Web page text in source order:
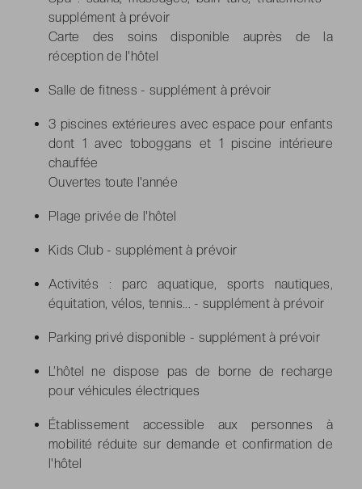
supplément à prévoir
Carte des soins disponible auprès de la
réception de l'hôtel
Salle de fitness - supplément à prévoir
3 piscines extérieures avec espace pour enfants
dont 1 avec toboggans et 1 piscine intérieure
chauffée
Ouvertes toute l'année
Plage privée de l'hôtel
Kids Club - supplément à prévoir
Activités : parc aquatique, sports nautiques,
équitation, vélos, tennis... - supplément à prévoir
Parking privé disponible - supplément à prévoir
L’hôtel ne dispose pas de borne de recharge
pour véhicules électriques
Établissement accessible aux personnes à
mobilité réduite sur demande et confirmation de
l'hôtel